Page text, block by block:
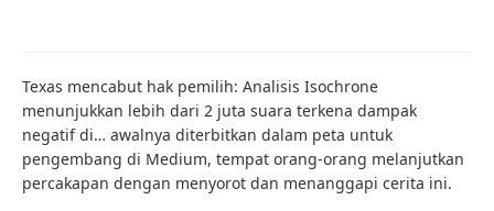
Texas mencabut hak pemilih: Analisis Isochrone
menunjukkan lebih dari 2 juta suara terkena dampak
negatif di… awalnya diterbitkan dalam peta untuk
pengembang di Medium, tempat orang-orang melanjutkan
percakapan dengan menyorot dan menanggapi cerita ini.